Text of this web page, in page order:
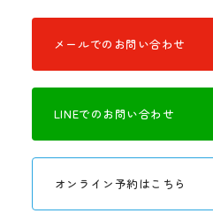
メールでのお問い合わせ
LINEでのお問い合わせ
オンライン予約はこちら